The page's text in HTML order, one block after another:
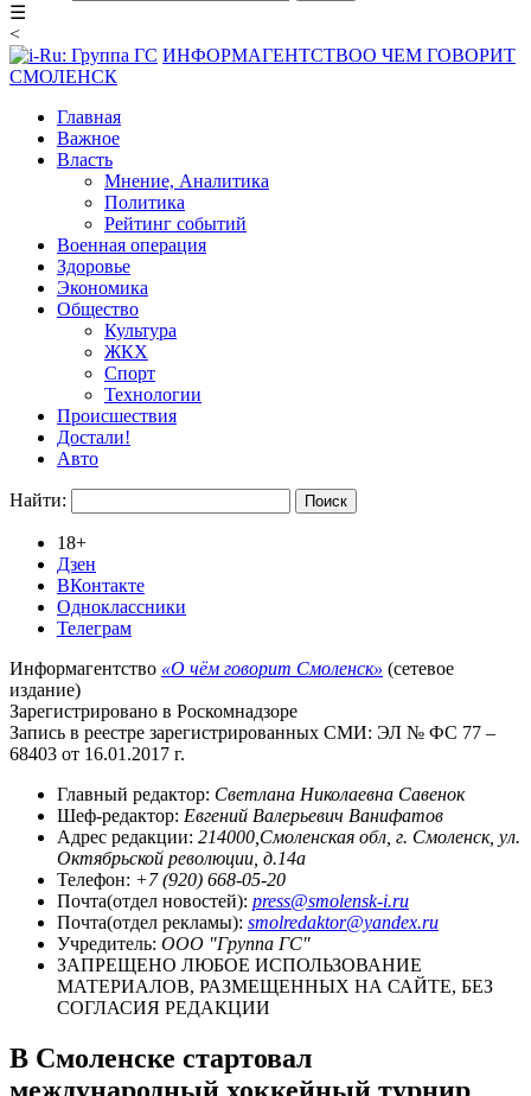
☰
<
ИНФОРМАГЕНТСТВОО ЧЕМ ГОВОРИТ
СМОЛЕНСК
Главная
Важное
Власть
Мнение, Аналитика
Политика
Рейтинг событий
Военная операция
Здоровье
Экономика
Общество
Культура
ЖКХ
Спорт
Технологии
Происшествия
Достали!
Авто
Найти:
18+
Дзен
ВКонтакте
Одноклассники
Телеграм
Информагентство «О чём говорит Смоленск» (сетевое
издание)
Зарегистрировано в Роскомнадзоре
Запись в реестре зарегистрированных СМИ: ЭЛ № ФС 77 –
68403 от 16.01.2017 г.
Главный редактор: Светлана Николаевна Савенок
Шеф-редактор: Евгений Валерьевич Ванифатов
Адрес редакции: 214000,Смоленская обл, г. Смоленск, ул.
Октябрьской революции, д.14а
Телефон: +7 (920) 668-05-20
Почта(отдел новостей): press@smolensk-i.ru
Почта(отдел рекламы): smolredaktor@yandex.ru
Учредитель: ООО "Группа ГС"
ЗАПРЕЩЕНО ЛЮБОЕ ИСПОЛЬЗОВАНИЕ
МАТЕРИАЛОВ, РАЗМЕЩЕННЫХ НА САЙТЕ, БЕЗ
СОГЛАСИЯ РЕДАКЦИИ
В Смоленске стартовал